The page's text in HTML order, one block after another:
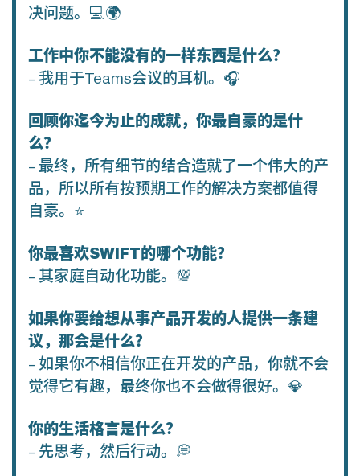
决问题。💻🌍
工作中你不能没有的一样东西是什么？
– 我用于Teams会议的耳机。🎧
回顾你迄今为止的成就，你最自豪的是什
么？
– 最终，所有细节的结合造就了一个伟大的产
品，所以所有按预期工作的解决方案都值得
自豪。⭐️
你最喜欢SWIFT的哪个功能？
– 其家庭自动化功能。💯
如果你要给想从事产品开发的人提供一条建
议，那会是什么？
– 如果你不相信你正在开发的产品，你就不会
觉得它有趣，最终你也不会做得很好。💎
你的生活格言是什么？
– 先思考，然后行动。💭